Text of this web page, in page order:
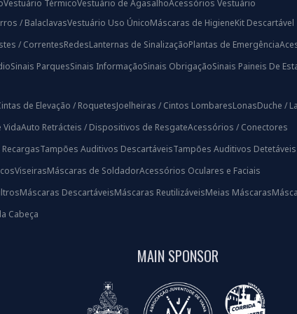
Vestuário TérmicoVestuário de AgasalhoAcessórios Vestuário
/ BalaclavasVestuário Uso ÚnicoMáscaras de HigieneKit Descartável
/ CorrentesRedesLanternas de SinalizaçãoPlantas de Emergência
Sinais ParquesSinais InformaçãoSinais ObrigaçãoSinais Paineis De
de Elevação / RoquetesJoelheiras / Cintos LombaresLonasDuche /
VidaAuto Retrácteis / Dispositivos de ResgateAcessórios / Conectores
Tampões Auditivos DescartáveisTampões Auditivos Detetáveis
ViseirasMáscaras de SoldadorAcessórios Oculares e Faciais
Máscaras DescartáveisMáscaras ReutilizáveisMeias Máscaras
Cabeça
MAIN SPONSOR